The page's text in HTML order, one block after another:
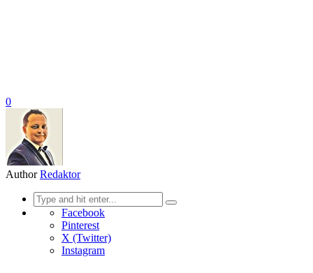
0
Author Redaktor
Search
for:
Facebook
Pinterest
X (Twitter)
Instagram